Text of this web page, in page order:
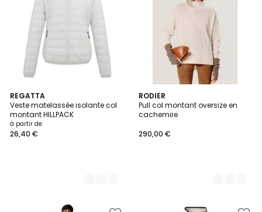
REGATTA
Veste matelassée isolante col
montant HILLPACK
à partir de
26,40 €
3
Couleurs
RODIER
Pull col montant oversize en
cachemire
290,00 €
3
Couleurs